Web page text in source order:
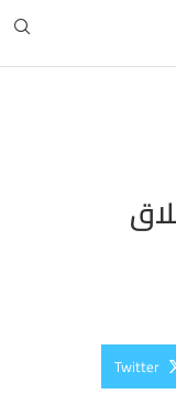
Twitter